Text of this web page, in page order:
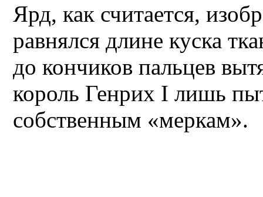
Ярд, как считается,
равнялся длине куска
до кончиков пальцев
король Генрих I лишь
собственным «меркам».